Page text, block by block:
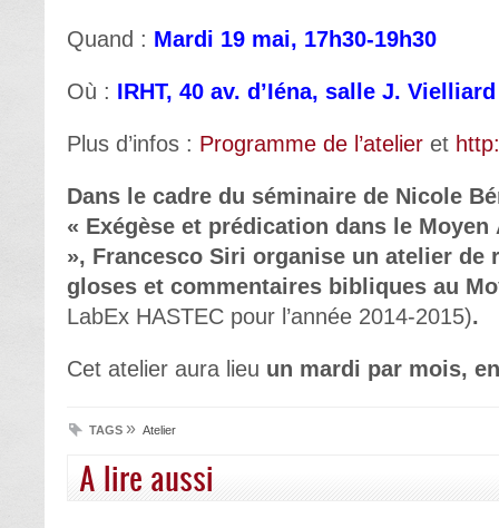
Quand : Mardi 19 mai, 17h30-19h30
Où : IRHT, 40 av. d’Iéna, salle J. Vielliard
Plus d’infos : Programme de l’atelier et
Dans le cadre du séminaire de Nicole
« Exégèse et prédication dans le
», Francesco Siri organise un atelier de
gloses et commentaires bibliques au
LabEx HASTEC pour l’année 2014-2015).
Cet atelier aura lieu un mardi par mois,
TAGS » Atelier
A lire aussi